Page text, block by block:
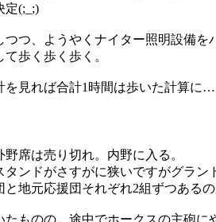
定(;_;)
つ、ようやくナイター照明設備を
歩く歩く歩く。
見れば合計1時間は歩いた計算に…
席は売り切れ。内野に入る。
ンドがさすがに狭いですがグラン
と地元応援団それぞれ2組ずつある
ものの、途中でホークスの主砲に